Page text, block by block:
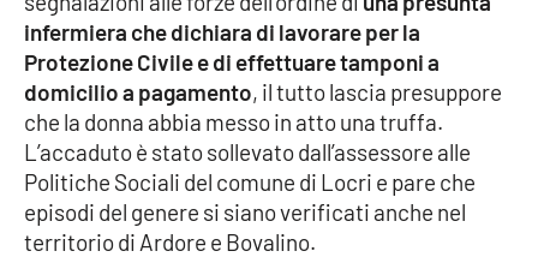
VIDEO
Ambiente
Cronaca
Cultura
infermiera che dichiara di lavorare per la
Protezione Civile e di effettuare tamponi a
domicilio a pagamento, il tutto lascia presuppore
che la donna abbia messo in atto una truffa.
L’accaduto è stato sollevato dall’assessore alle
Politiche Sociali del comune di Locri e pare che
episodi del genere si siano verificati anche nel
territorio di Ardore e Bovalino.